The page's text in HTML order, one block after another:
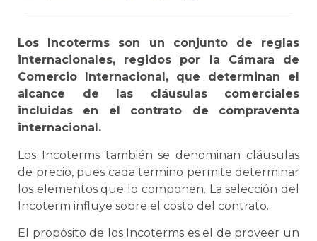
Los Incoterms son un conjunto de reglas
internacionales, regidos por la Cámara de
Comercio Internacional , que determinan el
alcance de las cláusulas comerciales
incluidas en el contrato de compraventa
internacional.
Los Incoterms tambiénse denominan cláusulas
de precio, pues cada termino permite determinar
los elementos que lo componen. La selección del
Incoterm influye sobre el costo del contrato.
El propósito de los Incoterms es el de proveer un